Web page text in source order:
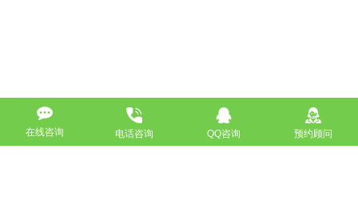
在线咨询 电话咨询 QQ咨询 预约顾问